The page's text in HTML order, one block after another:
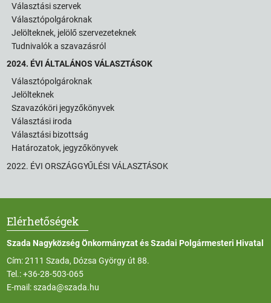
Választási szervek
Választópolgároknak
Jelölteknek, jelölő szervezeteknek
Tudnivalók a szavazásról
2024. ÉVI ÁLTALÁNOS VÁLASZTÁSOK
Választópolgároknak
Jelölteknek
Szavazóköri jegyzőkönyvek
Választási iroda
Választási bizottság
Határozatok, jegyzőkönyvek
2022. ÉVI ORSZÁGGYŰLÉSI VÁLASZTÁSOK
Elérhetőségek
Szada Nagyközség Önkormányzat és Szadai Polgármesteri Hivatal
Cím: 2111 Szada, Dózsa György út 88.
Tel.:+36-28-503-065
E-mail:szada@szada.hu